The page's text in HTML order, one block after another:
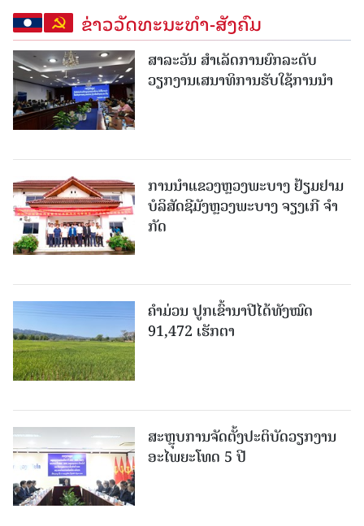
ຂ່າວວັດທະນະທຳ-ສັງຄົມ
ສາລະວັນ ສໍາເລັດການຍົກລະດັບ
ວຽກງານເສນາທິການຮັບໃຊ້ການນໍາ
ການນຳແຂວງຫຼວງພະບາງ ຢ້ຽມ​ຢາມ
ບໍ​ລິ​ສັດຊີມັງຫຼວງພະບາງ ຈຽງເກີ ຈໍາ
ກັດ
ຄໍາມ່ວນ ປູກເຂົ້ານາປີໄດ້ທັງໝົດ
91,472 ເຮັກຕາ
ສະຫຼຸບການຈັດຕັ້ງປະຕິບັດວຽກງານ
ອະໄພຍະໂທດ 5 ປີ